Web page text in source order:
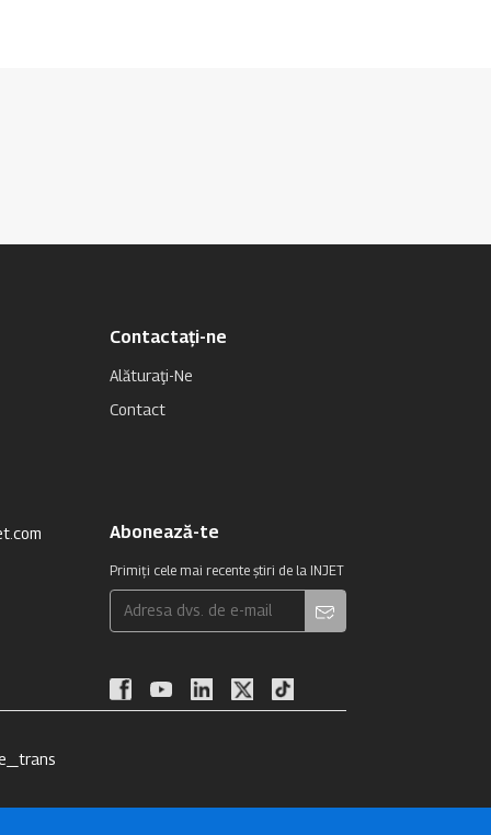
Contactați-ne
Alăturaţi-Ne
Contact
Abonează-te
Primiți cele mai recente știri de la INJET